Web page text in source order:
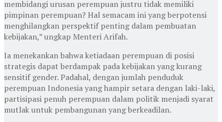
membidangi urusan perempuan justru tidak memiliki
pimpinan perempuan? Hal semacam ini yang berpotensi
menghilangkan perspektif penting dalam pembuatan
kebijakan,” ungkap Menteri Arifah.
Ia menekankan bahwa ketiadaan perempuan di posisi
strategis dapat berdampak pada kebijakan yang kurang
sensitif gender. Padahal, dengan jumlah penduduk
perempuan Indonesia yang hampir setara dengan laki-laki,
partisipasi penuh perempuan dalam politik menjadi syarat
mutlak untuk pembangunan yang berkeadilan.